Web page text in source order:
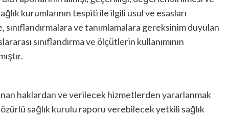
kurumlarının tespiti ile ilgili usul ve esasları
ve tanımlamalara gereksinim duyulan
sınıflandırma ve ölçütlerin kullanımının
haklardan ve verilecek hizmetlerden yararlanmak
sağlık kurulu raporu verebilecek yetkili sağlık